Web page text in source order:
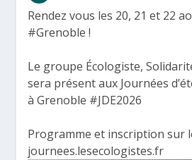
Rendez vous les 20, 21 et 22
#Grenoble !
Le groupe Écologiste,
sera présent aux Journées
à Grenoble #JDE2026
Programme et inscription sur
journees.lesecologistes.fr